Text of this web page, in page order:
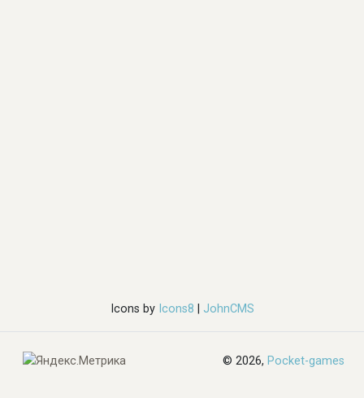
Icons byIcons8 JohnCMS
© 2026, Pocket-games